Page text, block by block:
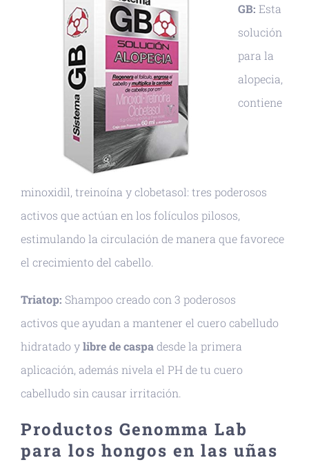
GB: Esta
solución
para la
alopecia,
contiene
minoxidil, treinoína y clobetasol: tres poderosos
activos que actúan en los folículos pilosos,
estimulando la circulación de manera que favorece
el crecimiento del cabello.
Triatop: Shampoo creado con 3 poderosos
activos que ayudan a mantener el cuero cabelludo
hidratado ylibre de caspadesde la primera
aplicación, además nivela el PH de tu cuero
cabelludo sin causar irritación.
Productos Genomma Lab
para los hongos en las uñas